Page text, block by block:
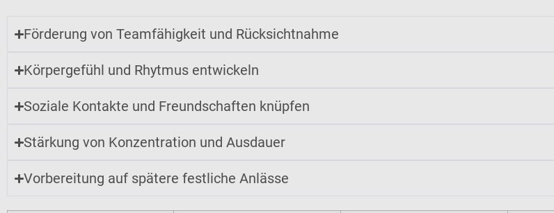
Förderung von Teamfähigkeit und Rücksichtnahme
Körpergefühl und Rhytmus entwickeln
Soziale Kontakte und Freundschaften knüpfen
Stärkung von Konzentration und Ausdauer
Vorbereitung auf spätere festliche Anlässe